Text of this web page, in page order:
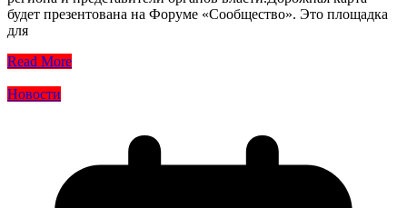
будет презентована на Форуме «Сообщество». Это площадка
для
Read More
Новости